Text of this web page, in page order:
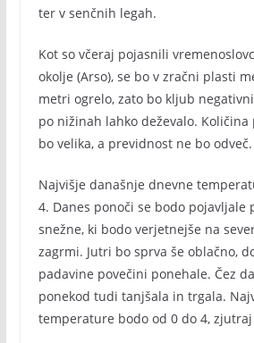
ter v senčnih legah.
Kot so včeraj pojasnili
okolje (Arso), se bo v zračni plasti
metri ogrelo, zato bo kljub
po nižinah lahko deževalo. Količina
bo velika, a previdnost ne bo odveč.
Najvišje današnje dnevne
4. Danes ponoči se bodo pojavljale
snežne, ki bodo verjetnejše na
zagrmi. Jutri bo sprva še oblačno,
padavine povečini ponehale. Čez
ponekod tudi tanjšala in trgala.
temperature bodo od 0 do 4, zjutraj